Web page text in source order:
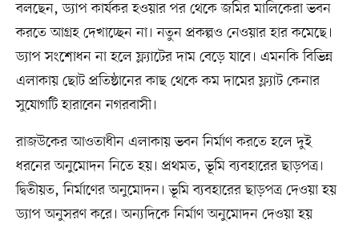
বলছেন, ড্যাপ কার্যকর হওয়ার পর থেকে জমির মালিকেরা ভবন
করতে আগ্রহ দেখাচ্ছেন না। নতুন প্রকল্পও নেওয়ার হার কমেছে।
ড্যাপ সংশোধন না হলে ফ্ল্যাটের দাম বেড়ে যাবে। এমনকি বিভিন্ন
এলাকায় ছোট প্রতিষ্ঠানের কাছ থেকে কম দামের ফ্ল্যাট কেনার
সুযোগটি হারাবেন নগরবাসী।
রাজউকের আওতাধীন এলাকায় ভবন নির্মাণ করতে হলে দুই
ধরনের অনুমোদন নিতে হয়। প্রথমত, ভূমি ব্যবহারের ছাড়পত্র।
দ্বিতীয়ত, নির্মাণের অনুমোদন। ভূমি ব্যবহারের ছাড়পত্র দেওয়া হয়
ড্যাপ অনুসরণ করে। অন্যদিকে নির্মাণ অনুমোদন দেওয়া হয়